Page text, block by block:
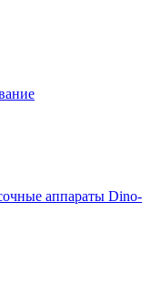
аппараты Dino-